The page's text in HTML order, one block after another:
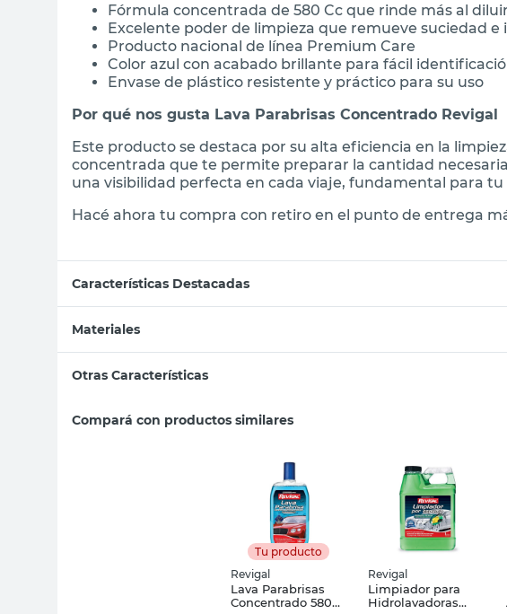
Fórmula concentrada de 580 Cc que rinde más al
Excelente poder de limpieza que remueve suciedad e
Producto nacional de línea Premium Care
Color azul con acabado brillante para fácil
Envase de plástico resistente y práctico para su uso
Por qué nos gusta Lava Parabrisas Concentrado Revigal
Este producto se destaca por su alta eficiencia en la
concentrada que te permite preparar la cantidad
una visibilidad perfecta en cada viaje, fundamental para
Hacé ahora tu compra con retiro en el punto de entrega
Características Destacadas
Materiales
Otras Características
Compará con productos similares
Tu producto
Revigal
Lava Parabrisas
Concentrado 580
Revigal
Limpiador para
Hidrolavadoras